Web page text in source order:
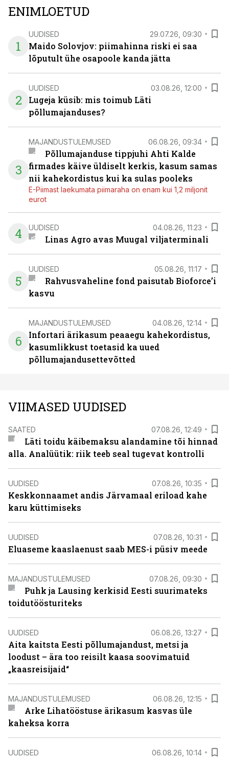
ENIMLOETUD
1
UUDISED 29.07.26, 09:30
Maido Solovjov: piimahinna riski ei saa
lõputult ühe osapoole kanda jätta
2
UUDISED 03.08.26, 12:00
Lugeja küsib: mis toimub Läti
põllumajanduses?
3
MAJANDUSTULEMUSED 06.08.26, 09:34
Põllumajanduse tippjuhi Ahti Kalde
firmades käive üldiselt kerkis, kasum samas
nii kahekordistus kui ka sulas pooleks
E-Piimast laekumata piimaraha on enam kui 1,2 miljonit
eurot
4 UUDISED 04.08.26, 11:23
Linas Agro avas Muugal viljaterminali
5
UUDISED 05.08.26, 11:17
Rahvusvaheline fond paisutab Bioforce’i
kasvu
6
MAJANDUSTULEMUSED 04.08.26, 12:14
Infortari ärikasum peaaegu kahekordistus,
kasumlikkust toetasid ka uued
põllumajandusettevõtted
VIIMASED UUDISED
SAATED 07.08.26, 12:49
Läti toidu käibemaksu alandamine tõi hinnad
alla. Analüütik: riik teeb seal tugevat kontrolli
UUDISED 07.08.26, 10:35
Keskkonnaamet andis Järvamaal eriload kahe
karu küttimiseks
UUDISED 07.08.26, 10:31
Eluaseme kaaslaenust saab MES-i püsiv meede
MAJANDUSTULEMUSED 07.08.26, 09:30
Puhk ja Lausing kerkisid Eesti suurimateks
toidutöösturiteks
UUDISED 06.08.26, 13:27
Aita kaitsta Eesti põllumajandust, metsi ja
loodust – ära too reisilt kaasa soovimatuid
„kaasreisijaid“
MAJANDUSTULEMUSED 06.08.26, 12:15
Arke Lihatööstuse ärikasum kasvas üle
kaheksa korra
UUDISED 06.08.26, 10:14